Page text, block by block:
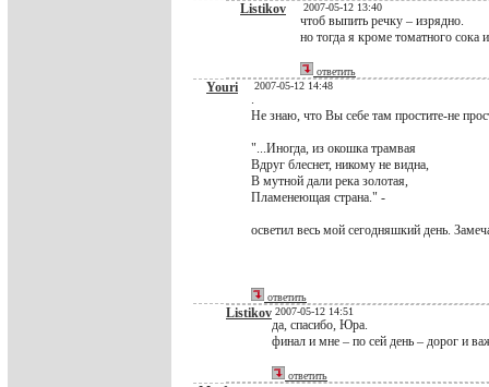
Listikov 2007-05-12 13:40
чтоб выпить речку – изрядно.
но тогда я кроме томатного
ответить
Youri 2007-05-12 14:48
.
Не знаю, что Вы себе там простите-не
"...Иногда, из окошка трамвая
Вдруг блеснет, никому не видна,
В мутной дали река золотая,
Пламенеющая страна." -
осветил весь мой сегодняшкий день.
ответить
Listikov 2007-05-12 14:51
да, спасибо, Юра.
финал и мне – по сей день – дорог и
ответить